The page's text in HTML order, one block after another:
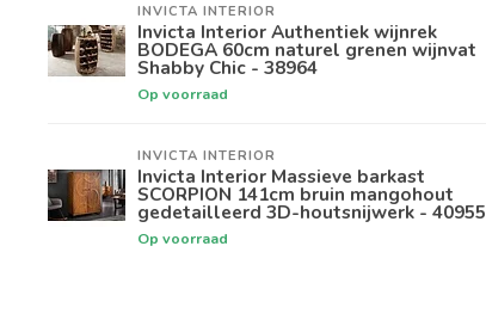
INVICTA INTERIOR
Invicta Interior Authentiek wijnrek
BODEGA 60cm naturel grenen wijnvat
Shabby Chic - 38964
Op voorraad
INVICTA INTERIOR
Invicta Interior Massieve barkast
SCORPION 141cm bruin mangohout
gedetailleerd 3D-houtsnijwerk - 40955
Op voorraad